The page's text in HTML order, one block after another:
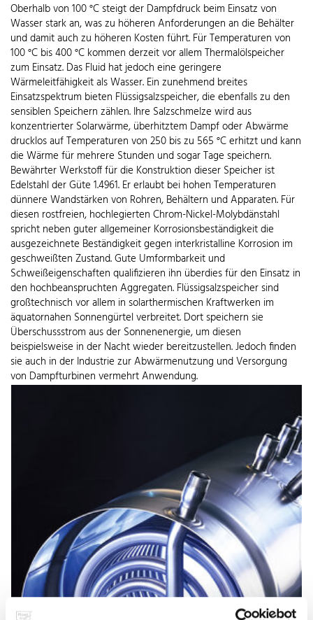
Oberhalb von 100 °C steigt der Dampfdruck beim Einsatz von
Wasser stark an, was zu höheren Anforderungen an die Behälter
und damit auch zu höheren Kosten führt. Für Temperaturen von
100 °C bis 400 °C kommen derzeit vor allem Thermalölspeicher
zum Einsatz. Das Fluid hat jedoch eine geringere
Wärmeleitfähigkeit als Wasser. Ein zunehmend breites
Einsatzspektrum bieten Flüssigsalzspeicher, die ebenfalls zu den
sensiblen Speichern zählen. Ihre Salzschmelze wird aus
konzentrierter Solarwärme, überhitztem Dampf oder Abwärme
drucklos auf Temperaturen von 250 bis zu 565 °C erhitzt und kann
die Wärme für mehrere Stunden und sogar Tage speichern.
Bewährter Werkstoff für die Konstruktion dieser Speicher ist
Edelstahl der Güte 1.4961. Er erlaubt bei hohen Temperaturen
dünnere Wandstärken von Rohren, Behältern und Apparaten. Für
diesen rostfreien, hochlegierten Chrom-Nickel-Molybdänstahl
spricht neben guter allgemeiner Korrosionsbeständigkeit die
ausgezeichnete Beständigkeit gegen interkristalline Korrosion im
geschweißten Zustand. Gute Umformbarkeit und
Schweißeigenschaften qualifizieren ihn überdies für den Einsatz in
den hochbeanspruchten Aggregaten. Flüssigsalzspeicher sind
großtechnisch vor allem in solarthermischen Kraftwerken im
äquatornahen Sonnengürtel verbreitet. Dort speichern sie
Überschussstrom aus der Sonnenenergie, um diesen
beispielsweise in der Nacht wieder bereitzustellen. Jedoch finden
sie auch in der Industrie zur Abwärmenutzung und Versorgung
von Dampfturbinen vermehrt Anwendung.